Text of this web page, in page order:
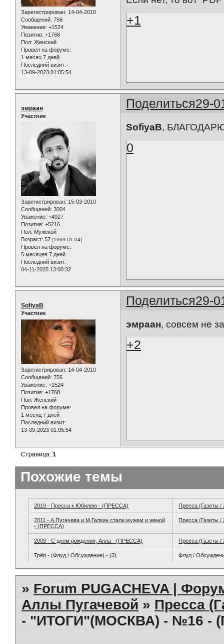
Зарегистрирован: 14-04-2010
Сообщений: 756
Уважение: +1524
Позитив: +1768
Пол: Женский
Провел на форуме:
1 месяц 7 дней
Последний визит:
13-09-2023 01:05:54
+1
Поделиться29-
эмраан
Участник
Зарегистрирован: 15-03-2010
Сообщений: 3004
Уважение: +4927
Позитив: +5216
Пол: Мужской
Возраст: 57 [1969-01-04]
Провел на форуме:
5 месяцев 7 дней
Последний визит:
04-11-2025 13:00:32
SofiyaB,
0
Поделиться29-
SofiyaB
Участник
Зарегистрирован: 14-04-2010
Сообщений: 756
Уважение: +1524
Позитив: +1768
Пол: Женский
Провел на форуме:
1 месяц 7 дней
Последний визит:
13-09-2023 01:05:54
эмраан, совсем не
+2
Страница:1
Похожие темы
2019 - Пресса к Юбилею - (ПРЕССА) Пресса (Газеты
2011 - А.Пугачева и М.Галкин стали мужем и женой
- (ПРЕССА)
Пресса (Газеты
2009 - С днем рождения, Алла - (ПРЕССА) Пресса (Газеты
Трёп - (Флуд / Обсуждение) - (3) Флуд /
» Forum PUGACHEVA |
Аллы Пугачевой » Пресса
- "ИТОГИ"(МОСКВА) - №16 -